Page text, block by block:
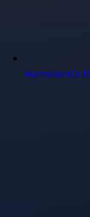
Homeland's